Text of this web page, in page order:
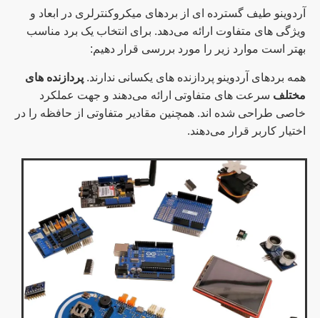
آردوینو طیف گسترده ای از بردهای میکروکنترلری در ابعاد و
ویژگی های متفاوت ارائه می‌دهد. برای انتخاب یک برد مناسب
بهتر است موارد زیر را مورد بررسی قرار دهیم:
همه بردهای آردوینو پردازنده های یکسانی ندارند. پردازنده های
مختلف سرعت های متفاوتی ارائه می‌دهند و جهت عملکرد
خاصی طراحی شده اند. همچنین مقادیر متفاوتی از حافظه را در
اختیار کاربر قرار می‌دهند.